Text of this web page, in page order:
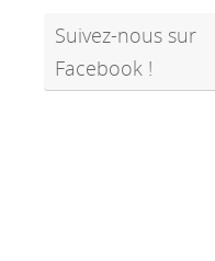
Suivez-nous sur
Facebook !